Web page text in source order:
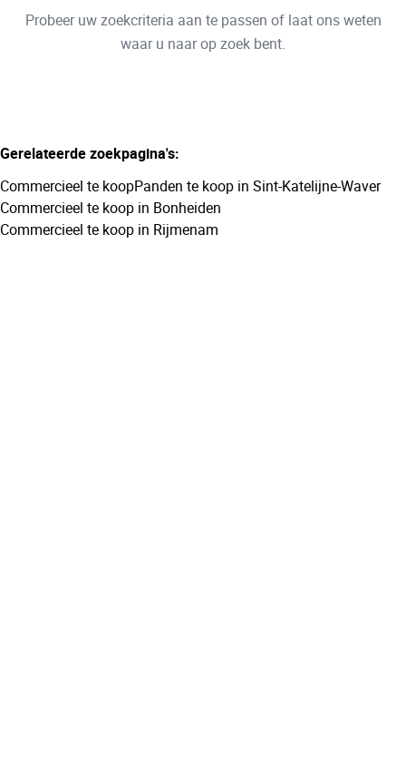
Commercieel Remove
Min. budget
Sorteer op
Probeer uw zoekcriteria aan te passen of laat ons weten
waar u naar op zoek bent.
Gerelateerde zoekpagina's:
Commercieel te koopPanden te koop in Sint-Katelijne-Waver
Commercieel te koop in Bonheiden
Commercieel te koop in Rijmenam